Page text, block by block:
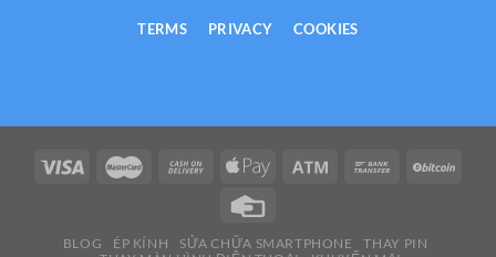
TERMS PRIVACY COOKIES
BLOG ÉP KÍNH SỬA CHỮA SMARTPHONE
THAY PIN